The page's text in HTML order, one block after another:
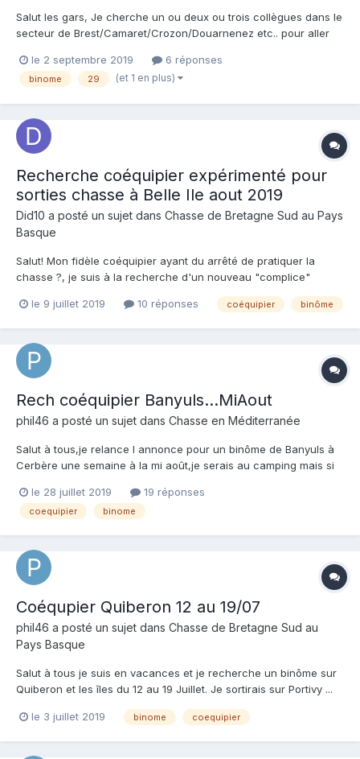
Salut les gars, Je cherche un ou deux ou trois collègues dans le
secteur de Brest/Camaret/Crozon/Douarnenez etc.. pour aller
petits spots sympa en partant du bord. Si quelqu'un à un petit
bateau pour un départ en mer, je suis "tou...
le 2 septembre 2019 6 réponses
binome 29 (et 1 en plus)
Recherche coéquipier expérimenté pour
sorties chasse à Belle Ile aout 2019
Did10 a posté un sujet dans Chasse de Bretagne Sud au Pays
Basque
Salut! Mon fidèle coéquipier ayant du arrêté de pratiquer la
chasse ?, je suis à la recherche d'un nouveau "complice"
(sud/ouest) entre le 8 et le 27 aout 2019. Je chasse à Belle Ile
le 9 juillet 2019 10 réponses coéquipier binôme
Rech coéquipier Banyuls...MiAout
phil46 a posté un sujet dans Chasse en Méditerranée
Salut à tous,je relance l annonce pour un binôme de Banyuls à
Cerbère une semaine à la mi août,je serais au camping mais si
le 28 juillet 2019
19 réponses
coequipier binome
Coéqupier Quiberon 12 au 19/07
phil46 a posté un sujet dans Chasse de Bretagne Sud au
Pays Basque
Salut à tous je suis en vacances et je recherche un binôme sur
Quiberon et les îles du 12 au 19 Juillet. Je sortirais sur Portivy ...
le 3 juillet 2019
binome coequipier